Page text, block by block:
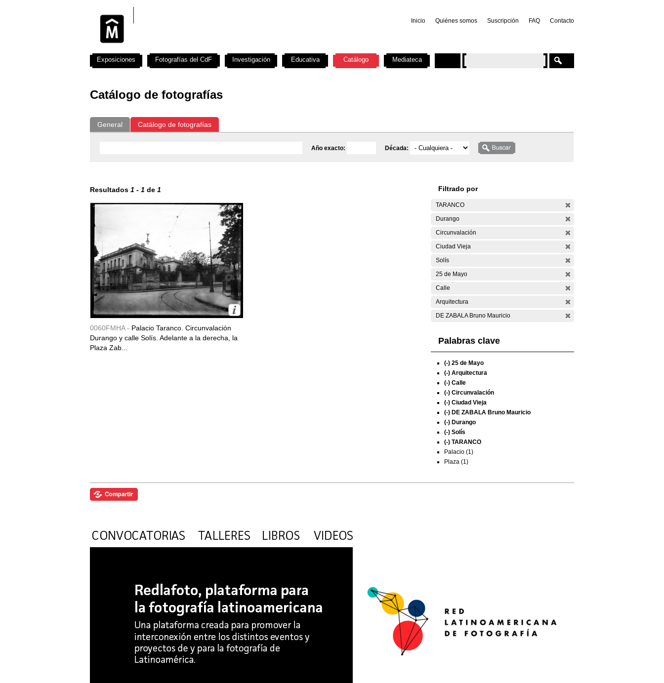
Inicio Quiénes somos Suscripción FAQ Contacto
Catálogo de fotografías
General Catálogo de fotografías
Año exacto: Década:
Resultados 1 - 1 de 1
0060FMHA - Palacio Taranco. Circunvalación
Durango y calle Solís. Adelante a la derecha, la
Plaza Zab...
Filtrado por
TARANCO
Durango
Circunvalación
Ciudad Vieja
Solís
25 de Mayo
Calle
Arquitectura
DE ZABALA Bruno Mauricio
Palabras clave
(-) 25 de Mayo
(-) Arquitectura
(-) Calle
(-) Circunvalación
(-) Ciudad Vieja
(-) DE ZABALA Bruno Mauricio
(-) Durango
(-) Solís
(-) TARANCO
Palacio (1)
Plaza (1)
Exposiciones Fotografías del CdF Investigación Educativa Catálogo Mediateca